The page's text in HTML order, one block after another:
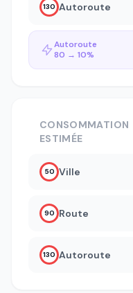
130 Autoroute
Autoroute
80 → 10%
CONSOMMATION
ESTIMÉE
50 Ville
90 Route
130 Autoroute